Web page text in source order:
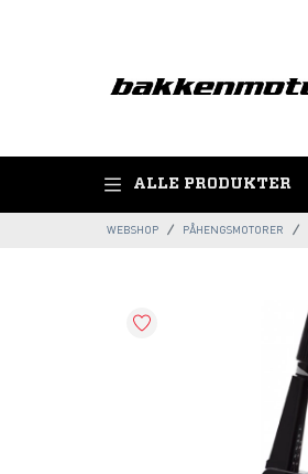
ALLE PRODUKTER
WEBSHOP PÅHENGSMOTORER